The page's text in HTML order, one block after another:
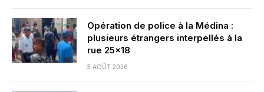
Opération de police à la Médina :
plusieurs étrangers interpellés à la
rue 25×18
5 AOÛT 2026